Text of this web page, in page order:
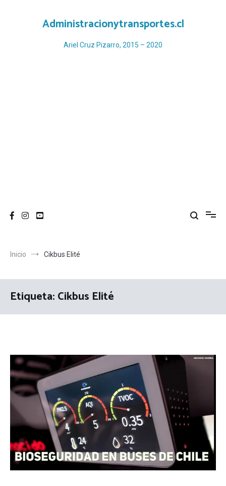
Administracionytransportes.cl
Ariel Cruz Pizarro, 2015 – 2020
Inicio Cikbus Elité
Etiqueta:Cikbus Elité